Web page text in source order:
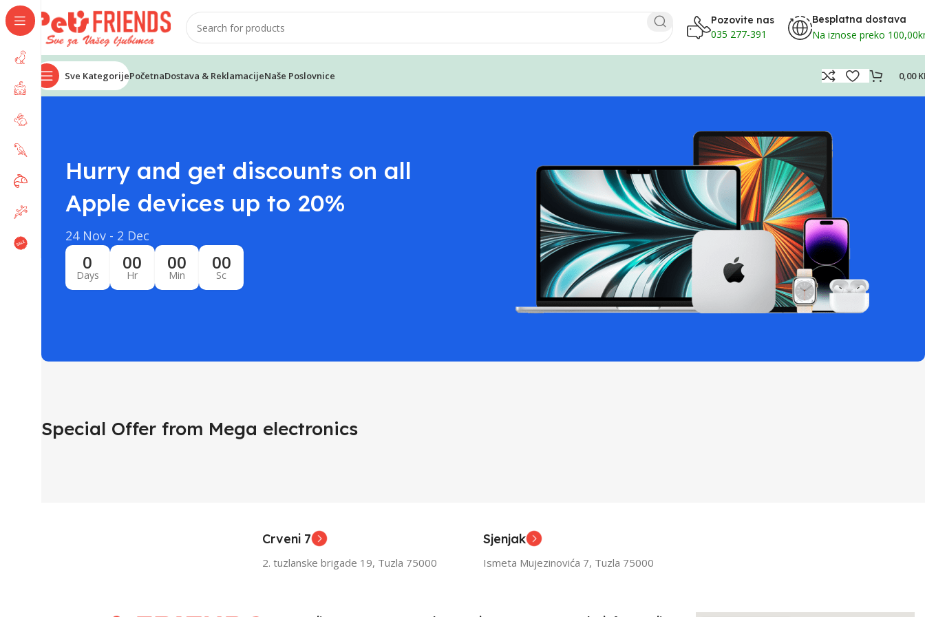
Pozovite nas
035 277-391
Besplatna dostava
Na iznose preko
Sve KategorijePočetnaDostava & ReklamacijeNaše Poslovnice 0,00
Hurry and get discounts on all
Apple devices up to 20%
24 Nov - 2 Dec
0
Days
00
Hr
00
Min
00
Sc
Special Offer from Mega electronics
Crveni 7
2. tuzlanske brigade 19, Tuzla 75000
Sjenjak
Ismeta Mujezinovića 7, Tuzla 75000